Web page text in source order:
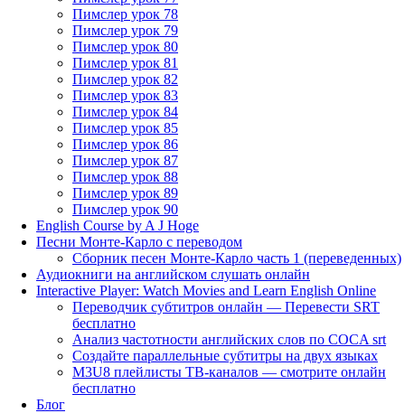
Пимслер урок 78
Пимслер урок 79
Пимслер урок 80
Пимслер урок 81
Пимслер урок 82
Пимслер урок 83
Пимслер урок 84
Пимслер урок 85
Пимслер урок 86
Пимслер урок 87
Пимслер урок 88
Пимслер урок 89
Пимслер урок 90
English Course by A J Hoge
Песни Монте-Карло с переводом
Сборник песен Монте-Карло часть 1 (переведенных)
Аудиокниги на английском слушать онлайн
Interactive Player: Watch Movies and Learn English Online
Переводчик субтитров онлайн — Перевести SRT
бесплатно
Анализ частотности английских слов по COCA srt
Создайте параллельные субтитры на двух языках
M3U8 плейлисты ТВ‑каналов — смотрите онлайн
бесплатно
Блог